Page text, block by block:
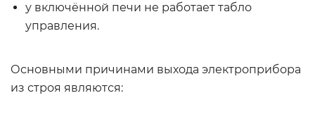
у включённой печи не работает табло
управления.
Основными причинами выхода электроприбора
из строя являются: